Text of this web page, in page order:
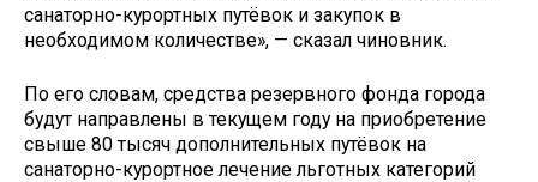
санаторно-курортных путёвок и закупок в
необходимом количестве», — сказал чиновник.
По его словам, средства резервного фонда города
будут направлены в текущем году на приобретение
свыше 80 тысяч дополнительных путёвок на
санаторно-курортное лечение льготных категорий